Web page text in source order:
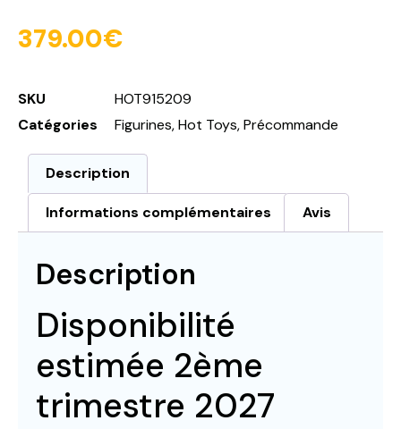
379.00€
SKU
HOT915209
Catégories
Figurines,Hot Toys,Précommande
Description
Informations complémentaires Avis
Description
Disponibilité
estimée 2ème
trimestre 2027